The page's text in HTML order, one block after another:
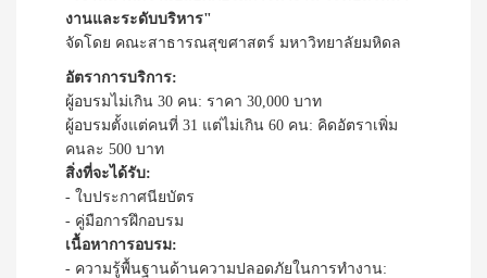
งานและระดับบริหาร"
จัดโดย คณะสาธารณสุขศาสตร์ มหาวิทยาลัยมหิดล
อัตราการบริการ:
ผู้อบรมไม่เกิน 30 คน: ราคา 30,000 บาท
ผู้อบรมตั้งแต่คนที่ 31 แต่ไม่เกิน 60 คน: คิดอัตราเพิ่ม
คนละ 500 บาท
สิ่งที่จะได้รับ:
- ใบประกาศนียบัตร
- คู่มือการฝึกอบรม
เนื้อหาการอบรม:
- ความรู้พื้นฐานด้านความปลอดภัยในการทำงาน: